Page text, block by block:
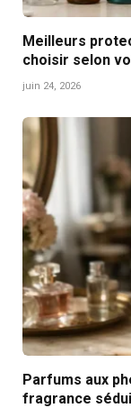
Meilleurs
choisir selon
juin 24, 2026
Parfums aux
fragrance